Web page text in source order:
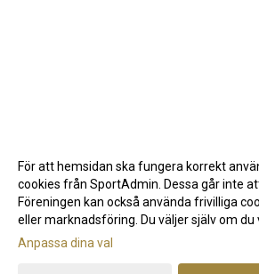
Gå till Webbversion
För att hemsidan ska fungera korrekt
cookies från SportAdmin. Dessa går inte
Föreningen kan också använda frivilliga
eller marknadsföring. Du väljer själv om du
Anpassa dina val